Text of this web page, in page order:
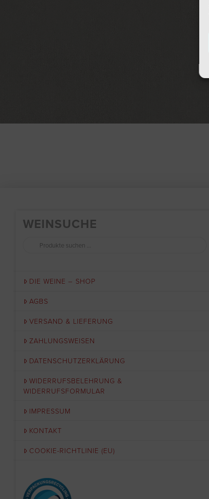
WEINSUCHE
Suchen
DIE WEINE – SHOP
AGBS
VERSAND & LIEFERUNG
ZAHLUNGSWEISEN
DATENSCHUTZERKLÄRUNG
WIDERRUFSBELEHRUNG &
WIDERRUFSFORMULAR
IMPRESSUM
KONTAKT
COOKIE-RICHTLINIE (EU)